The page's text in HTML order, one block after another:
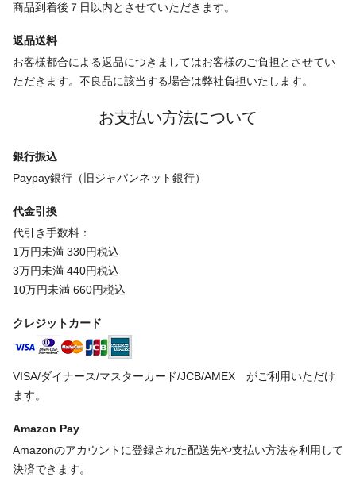
商品到着後７日以内とさせていただきます。
返品送料
お客様都合による返品につきましてはお客様のご負担とさせてい
ただきます。不良品に該当する場合は弊社負担いたします。
お支払い方法について
銀行振込
Paypay銀行（旧ジャパンネット銀行）
代金引換
代引き手数料：
1万円未満 330円税込
3万円未満 440円税込
10万円未満 660円税込
クレジットカード
VISA/ダイナース/マスターカード/JCB/AMEX がご利用いただけ
ます。
Amazon Pay
Amazonのアカウントに登録された配送先や支払い方法を利用して
決済できます。